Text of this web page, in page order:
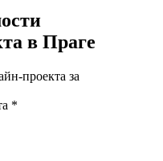
в Праге
проекта за
*